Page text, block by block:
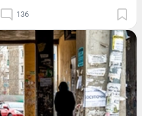
136